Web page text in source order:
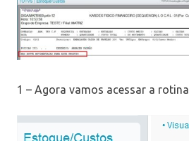
1 – Agora vamos acessar a rotina